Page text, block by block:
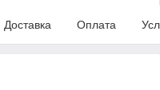
Доставка Оплата